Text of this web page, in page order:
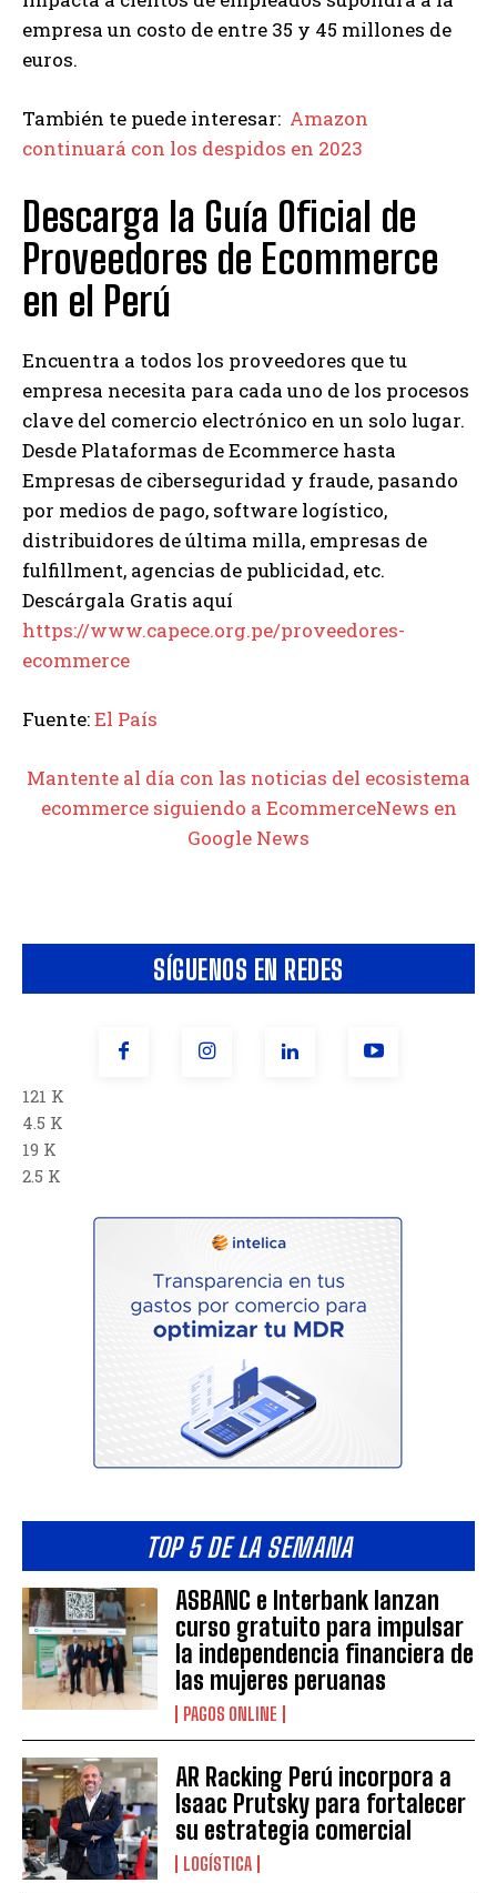
SÍGUENOS EN REDES
121 K
4.5 K
19 K
2.5 K
TOP 5 DE LA SEMANA
ASBANC e Interbank lanzan
curso gratuito para impulsar
la independencia financiera de
las mujeres peruanas
PAGOS ONLINE
AR Racking Perú incorpora a
Isaac Prutsky para fortalecer
su estrategia comercial
LOGÍSTICA
empresa un costo de entre 35 y 45 millones de
euros.
También te puede interesar: Amazon
continuará con los despidos en 2023
Descarga la Guía Oficial de
Proveedores de Ecommerce
en el Perú
Encuentra a todos los proveedores que tu
empresa necesita para cada uno de los procesos
clave del comercio electrónico en un solo lugar.
Desde Plataformas de Ecommerce hasta
Empresas de ciberseguridad y fraude, pasando
por medios de pago, software logístico,
distribuidores de última milla, empresas de
fulfillment, agencias de publicidad, etc.
Descárgala Gratis aquí
https://www.capece.org.pe/proveedores-
ecommerce
Fuente:El País
Mantente al día con las noticias del ecosistema
ecommerce siguiendo a EcommerceNews en
Google News